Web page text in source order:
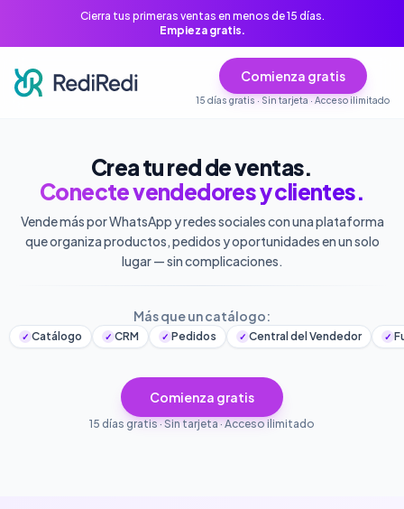
Cierra tus primeras ventas en menos de 15 días.
Empieza gratis.
Comienza gratis
15 días gratis · Sin tarjeta · Acceso ilimitado
Crea tu red de ventas.
Conecte vendedores y clientes.
Vende más por WhatsApp y redes sociales con una plataforma
que organiza productos, pedidos y oportunidades en un solo
lugar — sin complicaciones.
Más que un catálogo:
Catálogo CRM Pedidos Central del Vendedor
Comienza gratis
15 días gratis · Sin tarjeta · Acceso ilimitado